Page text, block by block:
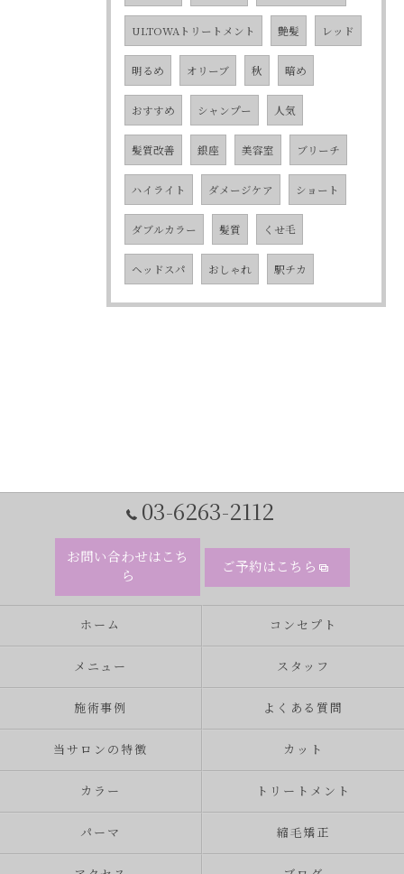
ULTOWAトリートメント 艶髪 レッド
明るめ オリーブ 秋 暗め
おすすめ シャンプー 人気
髪質改善 銀座 美容室 ブリーチ
ハイライト ダメージケア ショート
ダブルカラー 髪質 くせ毛
ヘッドスパ おしゃれ 駅チカ
03-6263-2112
お問い合わせはこち
ら
ご予約はこちら
ホーム コンセプト
メニュー スタッフ
施術事例 よくある質問
当サロンの特徴 カット
カラー トリートメント
パーマ 縮毛矯正